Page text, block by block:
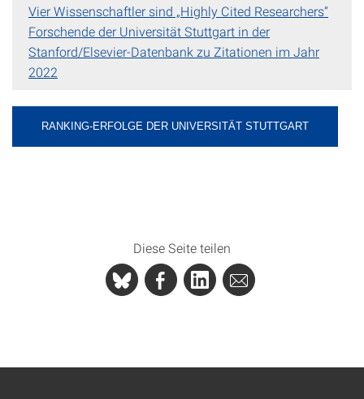
Vier Wissenschaftler sind „Highly Cited Researchers“
Forschende der Universität Stuttgart in der
Stanford/Elsevier-Datenbank zu Zitationen im Jahr
2022
RANKING-ERFOLGE DER UNIVERSITÄT STUTTGART
Diese Seite teilen